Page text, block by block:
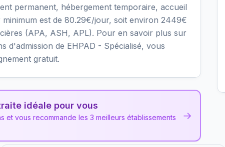
permanent, hébergement temporaire, accueil
est de 80.29€/jour, soit environ 2449€
(APA, ASH, APL). Pour en savoir plus sur
d'admission de EHPAD - Spécialisé, vous
gratuit.
idéale pour vous
et vous recommande les 3 meilleurs établissements
→